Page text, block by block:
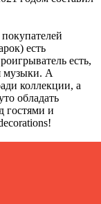
есть
есть,
музыки. А
коллекции, а
обладать
гостями и